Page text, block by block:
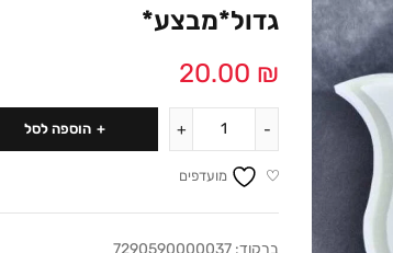
גדול*מבצע*
20.00 ₪
הוספה לסל
מועדפים
ברקוד: 7290590000037